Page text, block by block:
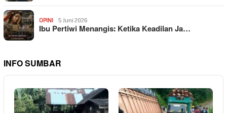
OPINI 5 Juni 2026
Ibu Pertiwi Menangis: Ketika Keadilan Ja…
INFO SUMBAR